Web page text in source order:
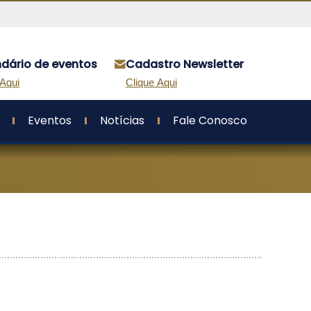
Cadastro Newsletter
Clique Aqui
de eventos
Eventos Notícias Fale Conosco